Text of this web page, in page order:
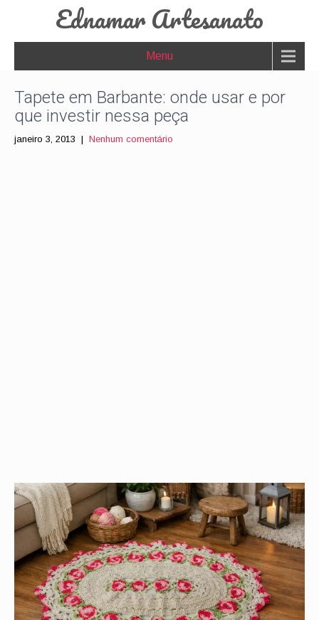
Ednamar Artesanato
Menu
Tapete em Barbante: onde usar e por
que investir nessa peça
janeiro 3, 2013 | Nenhum comentário